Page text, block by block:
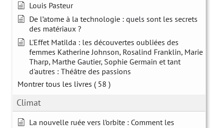
Louis Pasteur
De l’atome à la technologie : quels sont les secrets
des matériaux ?
L'Effet Matilda : les découvertes oubliées des
femmes Katherine Johnson, Rosalind Franklin, Marie
Tharp, Marthe Gautier, Sophie Germain et tant
d'autres : Théâtre des passions
Montrer tous les livres ( 58 )
Climat
La nouvelle ruée vers l’orbite : Comment les